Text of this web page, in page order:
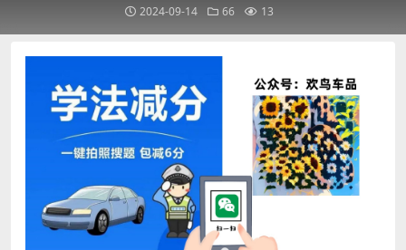
2024-09-14 66 13